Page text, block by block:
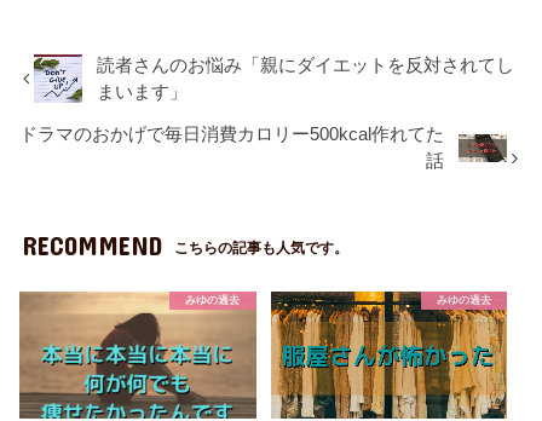
読者さんのお悩み「親にダイエットを反対されてし
まいます」
ドラマのおかげで毎日消費カロリー500kcal作れてた
話
RECOMMEND こちらの記事も人気です。
みゆの過去 みゆの過去